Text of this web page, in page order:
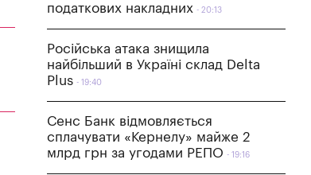
податкових накладних
20:13
Російська атака знищила
найбільший в Україні склад Delta
Plus
19:40
Сенс Банк відмовляється
сплачувати «Кернелу» майже 2
млрд грн за угодами РЕПО
19:16